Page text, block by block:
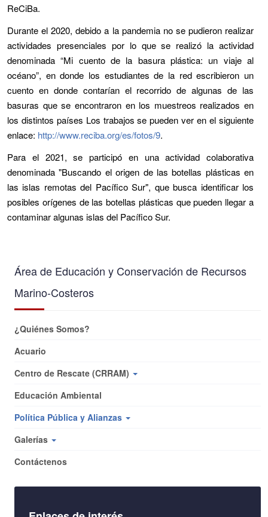
ReCiBa.
Durante el 2020, debido a la pandemia no se pudieron realizar
actividades presenciales por lo que se realizó la actividad
denominada “Mi cuento de la basura plástica: un viaje al
océano”, en donde los estudiantes de la red escribieron un
cuento en donde contarían el recorrido de algunas de las
basuras que se encontraron en los muestreos realizados en
los distintos países Los trabajos se pueden ver en el siguiente
enlace: http://www.reciba.org/es/fotos/9.
Para el 2021, se participó en una actividad colaborativa
denominada "Buscando el origen de las botellas plásticas en
las islas remotas del Pacífico Sur", que busca identificar los
posibles orígenes de las botellas plásticas que pueden llegar a
contaminar algunas islas del Pacífico Sur.
Área de Educación y Conservación de Recursos
Marino-Costeros
¿Quiénes Somos?
Acuario
Centro de Rescate (CRRAM)
Educación Ambiental
Política Pública y Alianzas
Galerías
Contáctenos